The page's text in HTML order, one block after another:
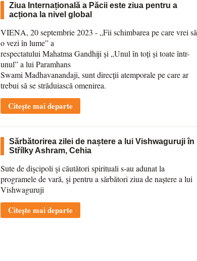
Ziua Internațională a Păcii este ziua pentru a
acționa la nivel global
VIENA, 20 septembrie 2023 - „Fii schimbarea pe care vrei să
o vezi în lume” a
respectatului Mahatma Gandhiji și „Unul în toți și toate într-
unul” a lui Paramhans
Swami Madhavanandaji, sunt direcții atemporale pe care ar
trebui să se străduiască omenirea.
Citește mai departe
Sărbătorirea zilei de naștere a lui Vishwaguruji în
Střílky Ashram, Cehia
Sute de dişcipoli şi căutători spirituali s-au adunat la
programele de vară, şi pentru a sărbători ziua de naștere a lui
Vishwaguruji
Citește mai departe